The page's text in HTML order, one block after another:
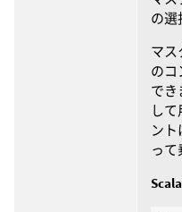
の選
マス
のコ
でき
し
ン
って